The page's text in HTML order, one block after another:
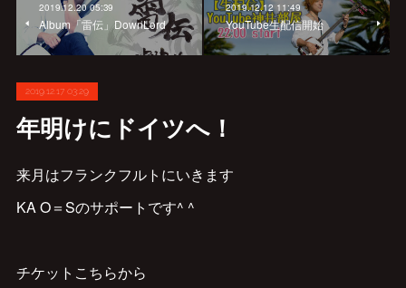
2019.12.20 05:39
Album「雷伝」DownLord
2019.12.12 11:49
YouTube生配信開始
2019.12.17 03:29
年明けにドイツへ！
来月はフランクフルトにいきます
KA O＝Sのサポートです^ ^
チケットこちらから